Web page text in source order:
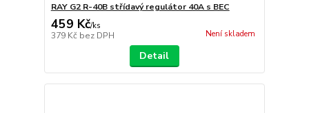
RAY G2 R-40B střídavý regulátor 40A s BEC
459 Kč/ks
379 Kč bez DPH Není skladem
Detail